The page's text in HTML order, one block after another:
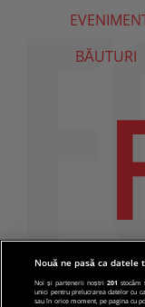
BĂUTURI
Nouă ne pasă ca datele
Noi și partenerii noștri201 stocăm
unici pentru prelucrarea datelor cu
sau în orice moment, pe pagina cu